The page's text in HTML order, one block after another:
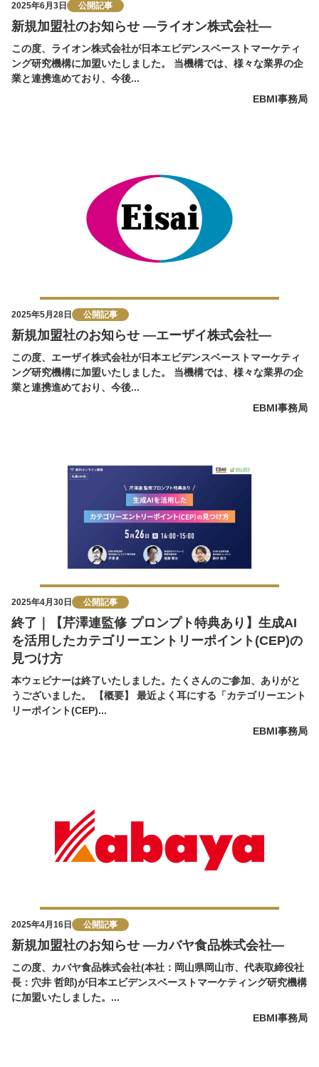
2025年6月3日 公開記事
新規加盟社のお知らせ ―ライオン株式会社―
この度、ライオン株式会社が日本エビデンスベーストマーケティ
ング研究機構に加盟いたしました。 当機構では、様々な業界の企
業と連携進めており、今後...
EBMI事務局
2025年5月28日 公開記事
新規加盟社のお知らせ ―エーザイ株式会社―
この度、エーザイ株式会社が日本エビデンスベーストマーケティ
ング研究機構に加盟いたしました。 当機構では、様々な業界の企
業と連携進めており、今後...
EBMI事務局
2025年4月30日 公開記事
終了｜【芹澤連監修 プロンプト特典あり】生成AI
を活用したカテゴリーエントリーポイント(CEP)の
見つけ方
本ウェビナーは終了いたしました。たくさんのご参加、ありがと
うございました。 【概要】 最近よく耳にする「カテゴリーエント
リーポイント(CEP)...
EBMI事務局
2025年4月16日 公開記事
新規加盟社のお知らせ ―カバヤ食品株式会社―
この度、カバヤ食品株式会社(本社：岡山県岡山市、代表取締役社
長：穴井 哲郎)が日本エビデンスベーストマーケティング研究機構
に加盟いたしました。...
EBMI事務局